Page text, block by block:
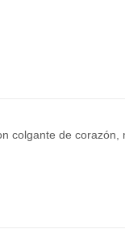
colgante de